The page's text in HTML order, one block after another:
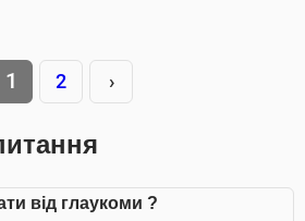
1 2 ›
від глаукоми ?